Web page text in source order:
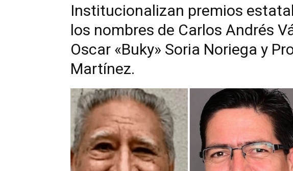
Institucionalizan premios
los nombres de Carlos Andrés
Oscar «Buky» Soria Noriega y
Martínez.